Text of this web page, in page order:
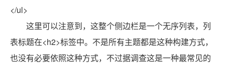
</ul>
这里可以注意到，这整个侧边栏是一个无序列表，列
表标题在<h2>标签中。不是所有主题都是这种构建方式，
也没有必要依照这种方式，不过据调查这是一种最常见的